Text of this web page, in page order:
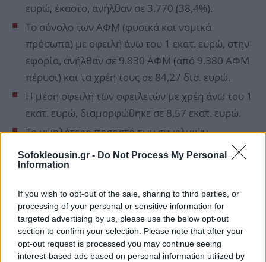
Sofokleousin.gr - Do Not Process My Personal
Information
If you wish to opt-out of the sale, sharing to third parties, or
processing of your personal or sensitive information for
targeted advertising by us, please use the below opt-out
section to confirm your selection. Please note that after your
opt-out request is processed you may continue seeing
interest-based ads based on personal information utilized by
ευρώ, έκαστο, ανήλθαν σε 3.770 (38,4%).
Το σύνολο των ΑΦΜ (φυσικά και νομικά
πρόσωπα) με οφειλή άνω του 1 εκατ. ευρώ, στην
εφορία, ανήλθαν σε 9.830 ΑΦΜ (από 9.380 ΑΦΜ
πέρυσι) και τα χρέη τους σε 84,27 δισ. ευρώ.
Η μέση οφειλή των οφειλετών με χρέη άνω του 1
εκατ. ευρώ, διαμορφώθηκε σε 8,57 εκατ. ευρώ.
Το υψηλότερο ποσοστό των συνολικών
ρυθμισμένων οφειλών (17,2%) εντοπίζεται στο
εύρος 500 με 10.000 ευρώ.
έως 3.000 ευρώ.
Το υψηλότερο ποσοστό ρυθμισμένων οφειλών
φυσικών προσώπων εντοπίζεται μεταξύ 500 και
10.000 ευρώ (17,2%) και αγγίζει το 19,7% για